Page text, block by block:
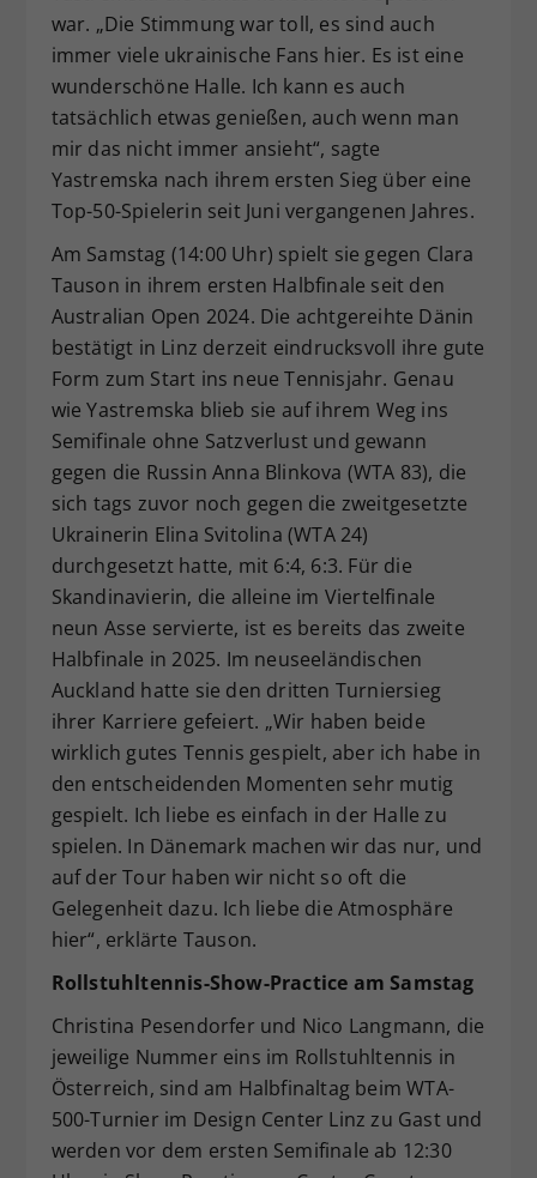
war. „Die Stimmung war toll, es sind auch
immer viele ukrainische Fans hier. Es ist eine
wunderschöne Halle. Ich kann es auch
tatsächlich etwas genießen, auch wenn man
mir das nicht immer ansieht“, sagte
Yastremska nach ihrem ersten Sieg über eine
Top-50-Spielerin seit Juni vergangenen Jahres.
Am Samstag (14:00 Uhr) spielt sie gegen Clara
Tauson in ihrem ersten Halbfinale seit den
Australian Open 2024. Die achtgereihte Dänin
bestätigt in Linz derzeit eindrucksvoll ihre gute
Form zum Start ins neue Tennisjahr. Genau
wie Yastremska blieb sie auf ihrem Weg ins
Semifinale ohne Satzverlust und gewann
gegen die Russin Anna Blinkova (WTA 83), die
sich tags zuvor noch gegen die zweitgesetzte
Ukrainerin Elina Svitolina (WTA 24)
durchgesetzt hatte, mit 6:4, 6:3. Für die
Skandinavierin, die alleine im Viertelfinale
neun Asse servierte, ist es bereits das zweite
Halbfinale in 2025. Im neuseeländischen
Auckland hatte sie den dritten Turniersieg
ihrer Karriere gefeiert. „Wir haben beide
wirklich gutes Tennis gespielt, aber ich habe in
den entscheidenden Momenten sehr mutig
gespielt. Ich liebe es einfach in der Halle zu
spielen. In Dänemark machen wir das nur, und
auf der Tour haben wir nicht so oft die
Gelegenheit dazu. Ich liebe die Atmosphäre
hier“, erklärte Tauson.
Rollstuhltennis-Show-Practice am Samstag
Christina Pesendorfer und Nico Langmann, die
jeweilige Nummer eins im Rollstuhltennis in
Österreich, sind am Halbfinaltag beim WTA-
500-Turnier im Design Center Linz zu Gast und
werden vor dem ersten Semifinale ab 12:30